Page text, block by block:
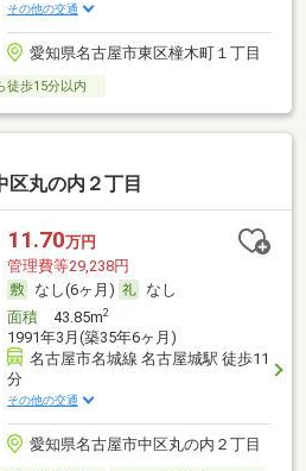
その他の交通
愛知県名古屋市東区橦木町１丁目
徒歩15分以内
区丸の内２丁目
11.70万円
管理費等29,238円
なし(6ヶ月)
なし
面積43.85m2
1991年3月(築35年6ヶ月)
名古屋市名城線 名古屋城駅 徒歩11
分
その他の交通
愛知県名古屋市中区丸の内２丁目